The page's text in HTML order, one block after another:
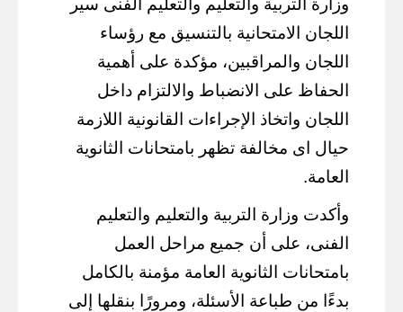
وزارة التربية والتعليم والتعليم الفنى سير
اللجان الامتحانية بالتنسيق مع رؤساء
اللجان والمراقبين، مؤكدة على أهمية
الحفاظ على الانضباط والالتزام داخل
اللجان واتخاذ الإجراءات القانونية اللازمة
حيال اى مخالفة تظهر بامتحانات الثانوية
العامة.
وأكدت وزارة التربية والتعليم والتعليم
الفنى، على أن جميع مراحل العمل
بامتحانات الثانوية العامة مؤمنة بالكامل
بدءًا من طباعة الأسئلة، ومرورًا بنقلها إلى